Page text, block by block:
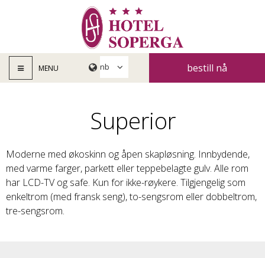
MENU bestill nå
Superior
Moderne med økoskinn og åpen skapløsning. Innbydende,
med varme farger, parkett eller teppebelagte gulv. Alle rom
har LCD-TV og safe. Kun for ikke-røykere. Tilgjengelig som
enkeltrom (med fransk seng), to-sengsrom eller dobbeltrom,
tre-sengsrom.